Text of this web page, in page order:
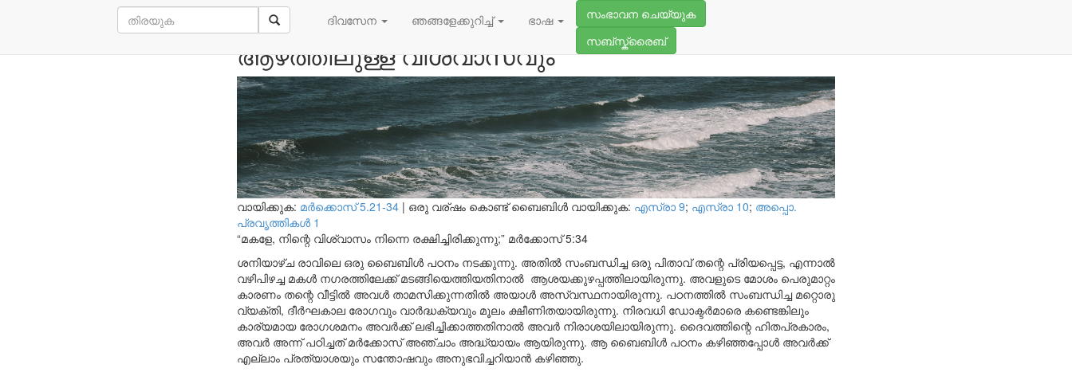
ദിവസേന ഞങ്ങളേക്കുറിച്ച് ഭാഷ
സംഭാവന ചെയ്യുക
സബ്സ്ക്രൈബ്
ആശയക്കുഴപ്പങ്ങളും
ആഴത്തിലുള്ള വിശ്വാസവും
ജൂൺ 14, 2024
വായിക്കുക: മര്‍ക്കൊസ് 5.21-34 | ഒരു വര്ഷം കൊണ്ട് ബൈബിൾ വായിക്കുക: എസ്രാ 9; എസ്രാ 10; അപ്പൊ.
പ്രവൃത്തികള്‍ 1
“മകളേ, നിന്റെ വിശ്വാസം നിന്നെ രക്ഷിച്ചിരിക്കുന്നു;” മർക്കോസ് 5:34
ശനിയാഴ്ച രാവിലെ ഒരു ബൈബിൾ പഠനം നടക്കുന്നു. അതിൽ സംബന്ധിച്ച ഒരു പിതാവ് തന്റെ പ്രിയപ്പെട്ട, എന്നാൽ
വഴിപിഴച്ച മകൾ നഗരത്തിലേക്ക് മടങ്ങിയെത്തിയതിനാൽ ആശയക്കുഴപ്പത്തിലായിരുന്നു. അവളുടെ മോശം പെരുമാറ്റം
കാരണം തന്റെ വീട്ടിൽ അവൾ താമസിക്കുന്നതിൽ അയാൾ അസ്വസ്ഥനായിരുന്നു. പഠനത്തിൽ സംബന്ധിച്ച മറ്റൊരു
വ്യക്തി, ദീർഘകാല രോഗവും വാർദ്ധക്യവും മൂലം ക്ഷീണിതയായിരുന്നു. നിരവധി ഡോക്ടർമാരെ കണ്ടെങ്കിലും
കാര്യമായ രോഗശമനം അവർക്ക് ലഭിച്ചിക്കാത്തതിനാൽ അവർ നിരാശയിലായിരുന്നു. ദൈവത്തിന്റെ ഹിതപ്രകാരം,
അവർ അന്ന് പഠിച്ചത് മർക്കോസ് അഞ്ചാം അദ്ധ്യായം ആയിരുന്നു. ആ ബൈബിൾ പഠനം കഴിഞ്ഞപ്പോൾ അവർക്ക്
എല്ലാം പ്രത്യാശയും സന്തോഷവും അനുഭവിച്ചറിയാൻ കഴിഞ്ഞു.